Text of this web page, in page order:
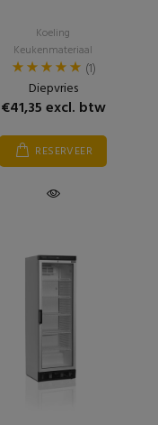
Koeling
Keukenmateriaal
(1)
Diepvries
€41,35 excl. btw
RESERVEER